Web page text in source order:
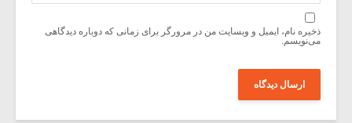
ذخیره نام، ایمیل و وبسایت من در مرورگر برای زمانی که دوباره دیدگاهی
می‌نویسم.